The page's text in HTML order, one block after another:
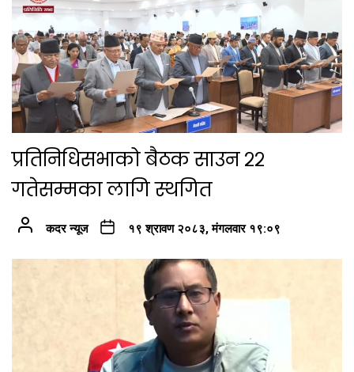
प्रतिनिधिसभाको बैठक साउन २२
गतेसम्मका लागि स्थगित
कदर न्यूज १९ श्रावण २०८३, मंगलवार १९:०९